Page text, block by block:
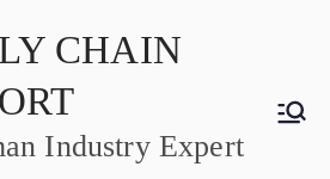
CHAIN
Industry Expert